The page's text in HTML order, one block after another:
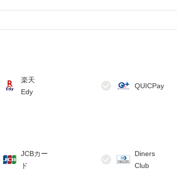
楽天
Edy
QUICPay
JCBカー
Diners
Club